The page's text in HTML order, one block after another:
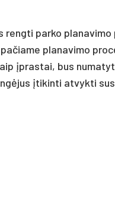
rengti parko
planavimo
įprastai, bus
įtikinti atvykti